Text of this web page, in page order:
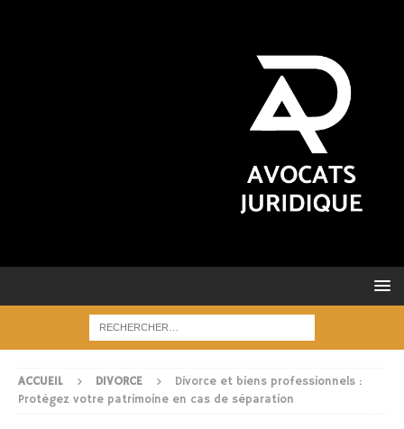
ACCUEIL DIVORCE
Divorce et biens professionnels :
Protégez votre patrimoine en cas de séparation